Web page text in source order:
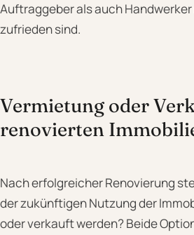
Auftraggeber als auch
zufrieden sind.
Vermietung oder
renovierten
Nach erfolgreicher Renovierung
der zukünftigen Nutzung der
oder verkauft werden? Beide